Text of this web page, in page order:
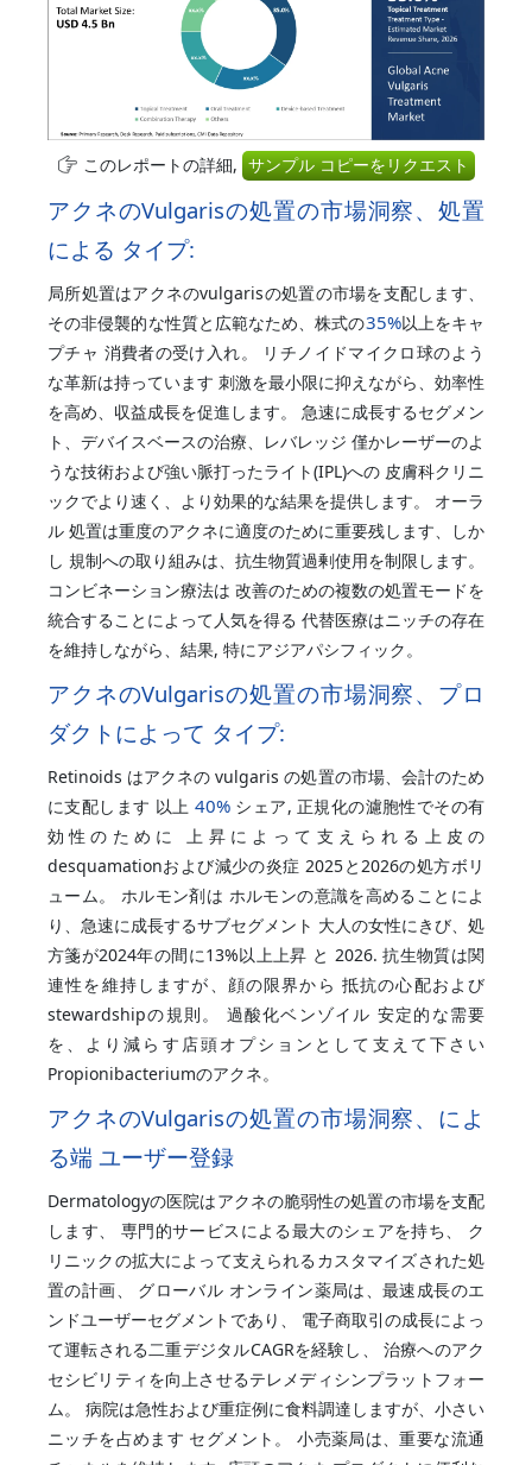
このレポートの詳細, サンプル コピーをリクエスト
アクネのVulgarisの処置の市場洞察、処置
による タイプ:
局所処置はアクネのvulgarisの処置の市場を支配します、
その非侵襲的な性質と広範なため、株式の35%以上をキャ
プチャ 消費者の受け入れ。 リチノイドマイクロ球のよう
な革新は持っています 刺激を最小限に抑えながら、効率性
を高め、収益成長を促進します。 急速に成長するセグメン
ト、デバイスベースの治療、レバレッジ 僅かレーザーのよ
うな技術および強い脈打ったライト(IPL)への 皮膚科クリニ
ックでより速く、より効果的な結果を提供します。 オーラ
ル 処置は重度のアクネに適度のために重要残します、しか
し 規制への取り組みは、抗生物質過剰使用を制限します。
コンビネーション療法は 改善のための複数の処置モードを
統合することによって人気を得る 代替医療はニッチの存在
を維持しながら、結果, 特にアジアパシフィック。
アクネのVulgarisの処置の市場洞察、プロ
ダクトによって タイプ:
Retinoids はアクネの vulgaris の処置の市場、会計のため
に支配します 以上 40% シェア, 正規化の濾胞性でその有
効性のために 上昇によって支えられる上皮の
desquamationおよび減少の炎症 2025と2026の処方ボリ
ューム。 ホルモン剤は ホルモンの意識を高めることによ
り、急速に成長するサブセグメント 大人の女性にきび、処
方箋が2024年の間に13%以上上昇 と 2026. 抗生物質は関
連性を維持しますが、顔の限界から 抵抗の心配および
stewardshipの規則。 過酸化ベンゾイル 安定的な需要
を、より減らす店頭オプションとして支えて下さい
Propionibacteriumのアクネ。
アクネのVulgarisの処置の市場洞察、によ
る端 ユーザー登録
Dermatologyの医院はアクネの脆弱性の処置の市場を支配
します、 専門的サービスによる最大のシェアを持ち、 ク
リニックの拡大によって支えられるカスタマイズされた処
置の計画、 グローバル オンライン薬局は、最速成長のエ
ンドユーザーセグメントであり、 電子商取引の成長によっ
て運転される二重デジタルCAGRを経験し、 治療へのアク
セシビリティを向上させるテレメディシンプラットフォー
ム。 病院は急性および重症例に食料調達しますが、小さい
ニッチを占めます セグメント。 小売薬局は、重要な流通